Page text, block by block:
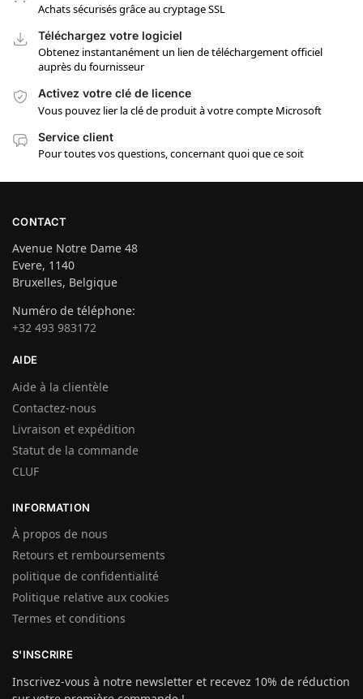
Achats sécurisés grâce au cryptage SSL
Téléchargez votre logiciel
Obtenez instantanément un lien de téléchargement officiel
auprès du fournisseur
Activez votre clé de licence
Vous pouvez lier la clé de produit à votre compte Microsoft
Service client
Pour toutes vos questions, concernant quoi que ce soit
CONTACT
Avenue Notre Dame 48
Evere, 1140
Bruxelles, Belgique
Numéro de téléphone:
+32 493 983172
AIDE
Aide à la clientèle
Contactez-nous
Livraison et expédition
Statut de la commande
CLUF
INFORMATION
À propos de nous
Retours et remboursements
politique de confidentialité
Politique relative aux cookies
Termes et conditions
S'INSCRIRE
Inscrivez-vous à notre newsletter et recevez 10% de réduction